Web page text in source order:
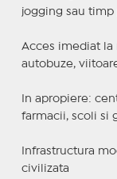
jogging sau
Acces imediat la
autobuze,
In apropiere:
farmacii, scoli si
Infrastructura
civilizata